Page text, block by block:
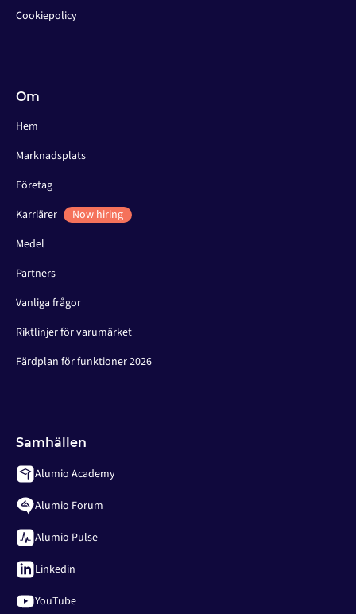
Cookiepolicy
Om
Hem
Marknadsplats
Företag
Karriärer
Now hiring
Medel
Partners
Vanliga frågor
Riktlinjer för varumärket
Färdplan för funktioner 2026
Samhällen
Alumio Academy
Alumio Forum
Alumio Pulse
Linkedin
YouTube